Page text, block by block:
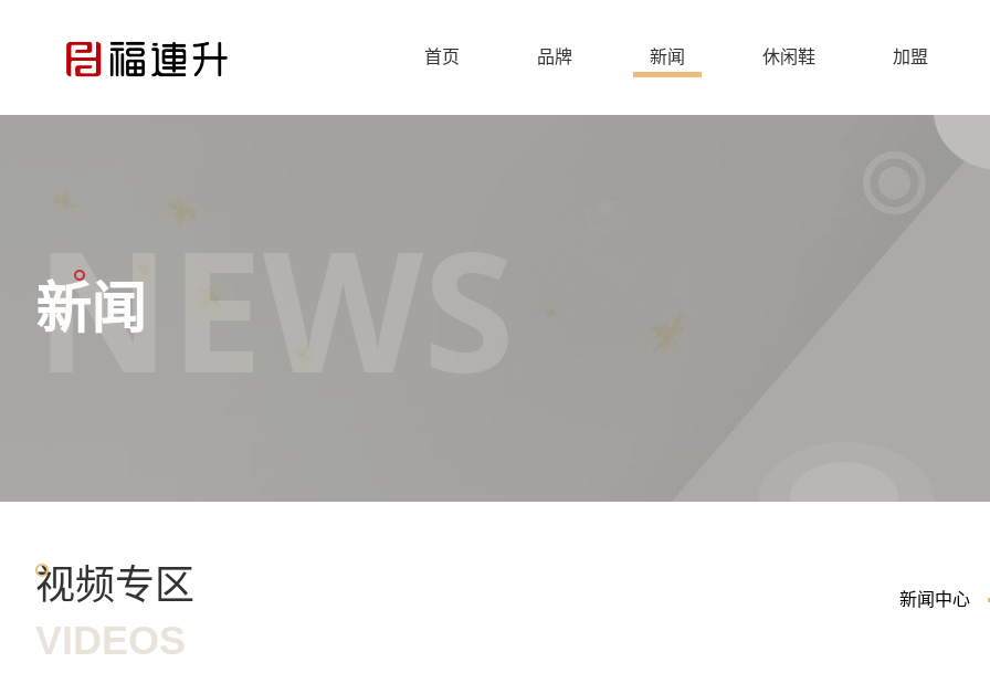
首页 品牌 新闻 休闲鞋 加盟
新闻
NEWS
视频专区
VIDEOS
新闻中心